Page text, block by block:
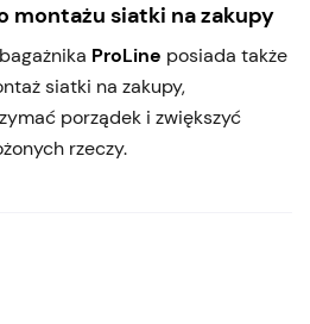
montażu siatki na zakupy
ProLine posiada także
siatki na zakupy,
porządek i zwiększyć
rzeczy.